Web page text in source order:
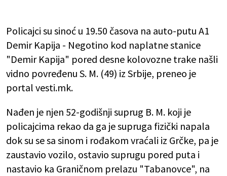
Policajci su sinoć u 19.50 časova na auto-putu A1
Demir Kapija - Negotino kod naplatne stanice
"Demir Kapija" pored desne kolovozne trake našli
vidno povređenu S. M. (49) iz Srbije, preneo je
portal vesti.mk.
Nađen je njen 52-godišnji suprug B. M. koji je
policajcima rekao da ga je supruga fizički napala
dok su se sa sinom i rođakom vraćali iz Grčke, pa je
zaustavio vozilo, ostavio suprugu pored puta i
nastavio ka Graničnom prelazu "Tabanovce", na